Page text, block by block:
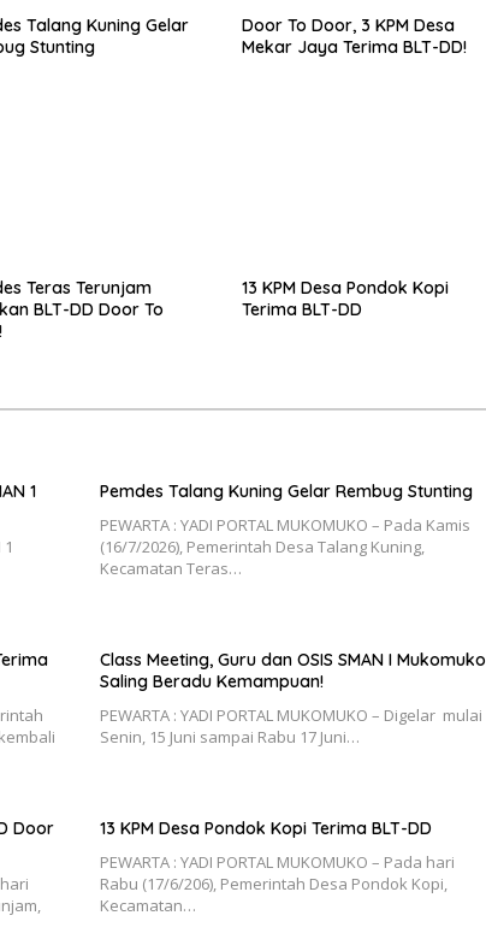
Talang Kuning Gelar
Stunting
Door To Door, 3 KPM Desa
Mekar Jaya Terima BLT-DD!
Teras Terunjam
BLT-DD Door To
13 KPM Desa Pondok Kopi
Terima BLT-DD
1
Pemdes Talang Kuning Gelar Rembug Stunting
PEWARTA : YADI PORTAL MUKOMUKO – Pada Kamis
(16/7/2026), Pemerintah Desa Talang Kuning,
Kecamatan Teras…
Class Meeting, Guru dan OSIS SMAN I Mukomuko
Saling Beradu Kemampuan!
PEWARTA : YADI PORTAL MUKOMUKO – Digelar mulai
Senin, 15 Juni sampai Rabu 17 Juni…
Door
13 KPM Desa Pondok Kopi Terima BLT-DD
PEWARTA : YADI PORTAL MUKOMUKO – Pada hari
Rabu (17/6/206), Pemerintah Desa Pondok Kopi,
Kecamatan…